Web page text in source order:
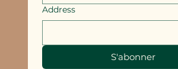
Address
S'abonner